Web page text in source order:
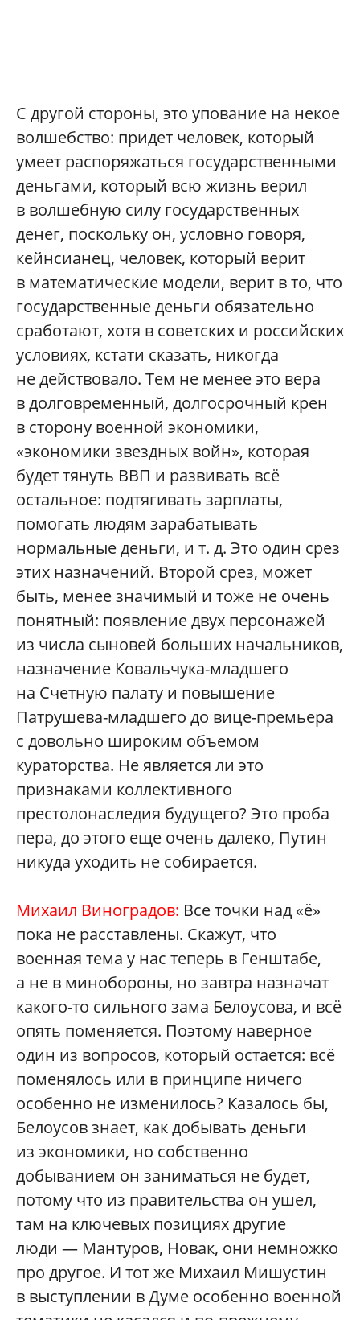
С другой стороны, это упование на некое
волшебство: придет человек, который
умеет распоряжаться государственными
деньгами, который всю жизнь верил
в волшебную силу государственных
денег, поскольку он, условно говоря,
кейнсианец, человек, который верит
в математические модели, верит в то, что
государственные деньги обязательно
сработают, хотя в советских и российских
условиях, кстати сказать, никогда
не действовало. Тем не менее это вера
в долговременный, долгосрочный крен
в сторону военной экономики,
«экономики звездных войн», которая
будет тянуть ВВП и развивать всё
остальное: подтягивать зарплаты,
помогать людям зарабатывать
нормальные деньги, и т. д. Это один срез
этих назначений. Второй срез, может
быть, менее значимый и тоже не очень
понятный: появление двух персонажей
из числа сыновей больших начальников,
назначение Ковальчука-младшего
на Счетную палату и повышение
Патрушева-младшего до вице-премьера
с довольно широким объемом
кураторства. Не является ли это
признаками коллективного
престолонаследия будущего? Это проба
пера, до этого еще очень далеко, Путин
никуда уходить не собирается.
Михаил Виноградов: Все точки над «ё»
пока не расставлены. Скажут, что
военная тема у нас теперь в Генштабе,
а не в минобороны, но завтра назначат
какого-то сильного зама Белоусова, и всё
опять поменяется. Поэтому наверное
один из вопросов, который остается: всё
поменялось или в принципе ничего
особенно не изменилось? Казалось бы,
Белоусов знает, как добывать деньги
из экономики, но собственно
добыванием он заниматься не будет,
потому что из правительства он ушел,
там на ключевых позициях другие
люди — Мантуров, Новак, они немножко
про другое. И тот же Михаил Мишустин
в выступлении в Думе особенно военной